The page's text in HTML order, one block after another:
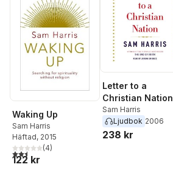
Waking Up
Sam Harris
Häftad, 2015
2,5utav 5 stjärnor. Totalt antal röster:
(4)
122 kr
Letter to a
Christian Nation
Sam Harris
Ljudbok 2006
238 kr